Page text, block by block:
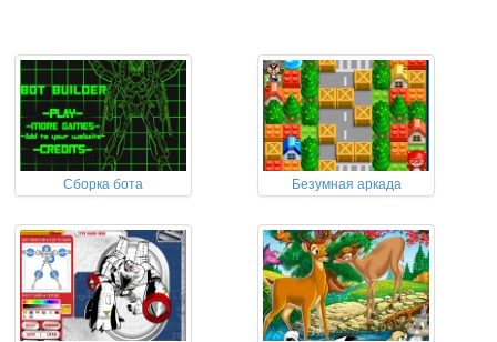
Сборка бота Безумная аркада